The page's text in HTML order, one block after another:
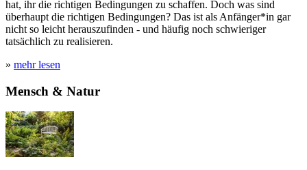
hat, ihr die richtigen Bedingungen zu schaffen. Doch was sind
überhaupt die richtigen Bedingungen? Das ist als Anfänger*in gar
nicht so leicht herauszufinden - und häufig noch schwieriger
tatsächlich zu realisieren.
» mehr lesen
Mensch & Natur